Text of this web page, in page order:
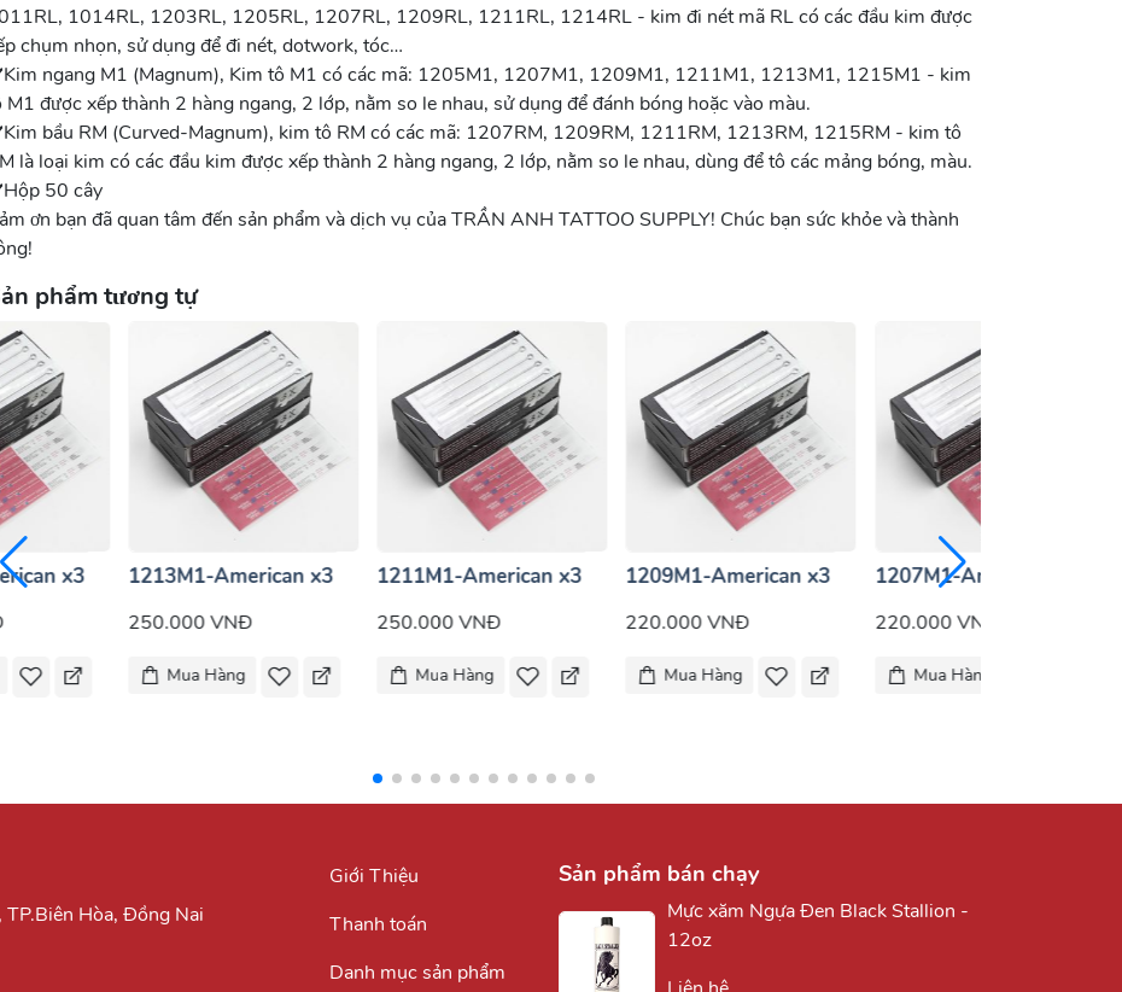
1014RL, 1203RL, 1205RL, 1207RL, 1209RL, 1211RL, 1214RL - kim đi nét mã RL có các đầu kim được
chụm nhọn, sử dụng để đi nét, dotwork, tóc…
ngang M1 (Magnum), Kim tô M1 có các mã: 1205M1, 1207M1, 1209M1, 1211M1, 1213M1, 1215M1 - kim
M1 được xếp thành 2 hàng ngang, 2 lớp, nằm so le nhau, sử dụng để đánh bóng hoặc vào màu.
bầu RM (Curved-Magnum), kim tô RM có các mã: 1207RM, 1209RM, 1211RM, 1213RM, 1215RM - kim tô
là loại kim có các đầu kim được xếp thành 2 hàng ngang, 2 lớp, nằm so le nhau, dùng để tô các mảng bóng, màu.
50 cây
ơn bạn đã quan tâm đến sản phẩm và dịch vụ của TRẦN ANH TATTOO SUPPLY! Chúc bạn sức khỏe và thành
phẩm tương tự
x3 1213M1-American x3
250.000 VNĐ
Mua Hàng
1211M1-American x3
250.000 VNĐ
Mua Hàng
1209M1-American x3
220.000 VNĐ
Mua Hàng
1207M1-American x3
220.000 VNĐ
Mua Hàng
Hòa, Đồng Nai
Giới Thiệu
Thanh toán
Danh mục sản phẩm
Sản phẩm bán chạy
Mực xăm Ngựa Đen Black Stallion -
12oz